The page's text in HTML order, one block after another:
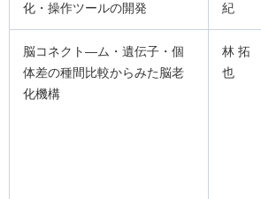
化・操作ツールの開発
紀
脳コネクト―ム・遺伝子・個
体差の種間比較からみた脳老
化機構
林 拓
也